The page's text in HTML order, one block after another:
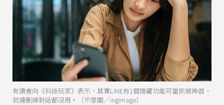
有讀者向《科技玩家》表示，其實LINE有1個隱藏功能可當抓猴神器，
就連刪掉對話都沒用。（示意圖／ingimage）